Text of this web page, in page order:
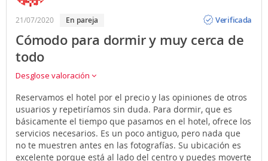
21/07/2020 en pareja
Verificada
Cómodo para dormir y muy cerca de
todo
Desglose valoración
Reservamos el hotel por el precio y las opiniones de otros
usuarios y repetiríamos sin duda. Para dormir, que es
básicamente el tiempo que pasamos en el hotel, ofrece los
servicios necesarios. Es un poco antiguo, pero nada que
no te muestren antes en las fotografías. Su ubicación es
excelente porque está al lado del centro y puedes moverte